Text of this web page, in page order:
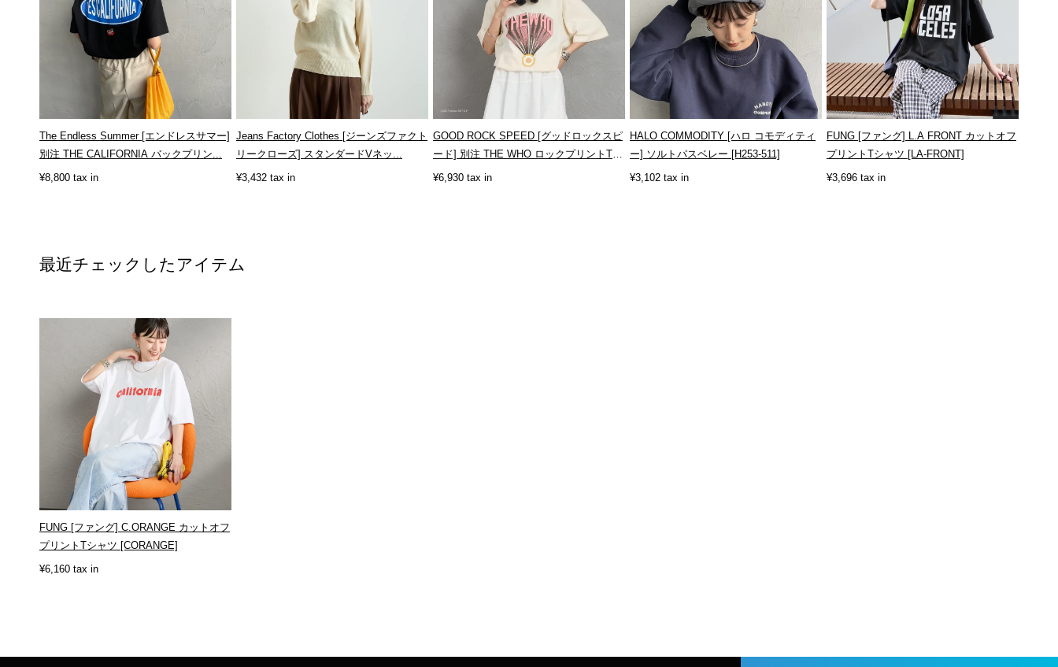
The Endless Summer [エンドレスサマー]
別注 THE CALIFORNIA バックプリン...
¥8,800 tax in
Jeans Factory Clothes [ジーンズファクト
リークローズ] スタンダードVネッ...
¥3,432 tax in
GOOD ROCK SPEED [グッドロックスピ
ード] 別注 THE WHO ロックプリントT
シ...
¥6,930 tax in
HALO COMMODITY [ハロ コモディティ
ー] ソルトパスベレー [H253-511]
¥3,102 tax in
FUNG [ファング] L.A FRONT カットオフ
プリントTシャツ [LA-FRONT]
¥3,696 tax in
最近チェックしたアイテム
FUNG [ファング] C.ORANGE カットオフ
プリントTシャツ [CORANGE]
¥6,160 tax in